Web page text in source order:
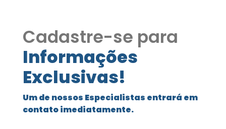
Cadastre-se para
Informações
Exclusivas!
Um de nossos Especialistas entrará em
contato imediatamente.